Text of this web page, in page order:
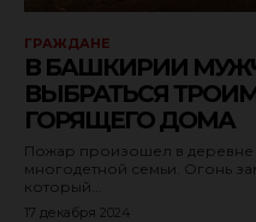
ГРАЖДАНЕ
В БАШКИРИИ
ВЫБРАТЬСЯ
ГОРЯЩЕГО ДОМА
Пожар произошел в
многодетной семьи. Огонь
который...
17 декабря 2024